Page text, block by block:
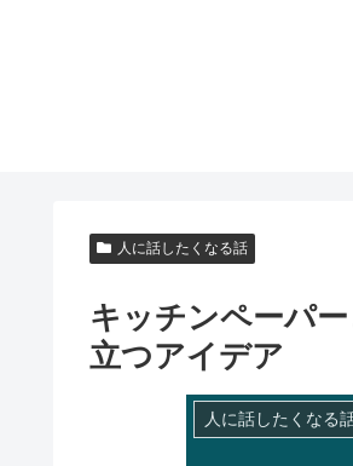
人に話したくなる話
キッチンペーパ
立つアイデア
人に話したくなる